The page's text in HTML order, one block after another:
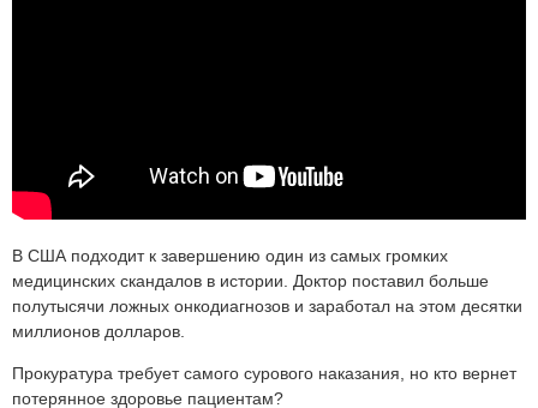
В США подходит к завершению один из самых громких
медицинских скандалов в истории. Доктор поставил больше
полутысячи ложных онкодиагнозов и заработал на этом десятки
миллионов долларов.
Прокуратура требует самого сурового наказания, но кто вернет
потерянное здоровье пациентам?